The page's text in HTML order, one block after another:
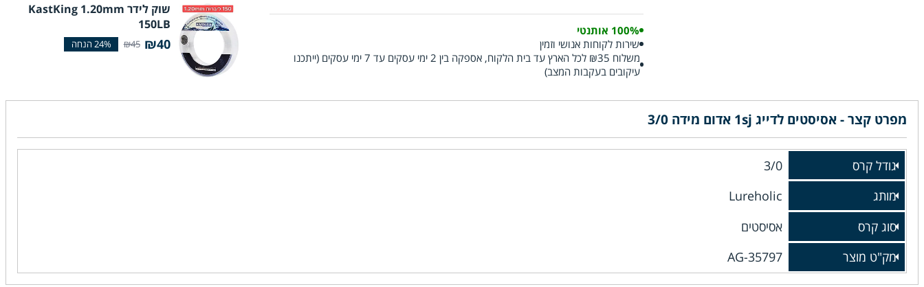
100% אותנטי
שירות לקוחות אנושי וזמין
משלוח ₪35 לכל הארץ עד בית הלקוח, אספקה בין 2 ימי עסקים עד 7 ימי עסקים (ייתכנו
עיקובים בעקבות המצב)
מפרט קצר - אסיסטים לדייג 1sj אדום מידה 3/0
גודל קרס
3/0
מותג
Lureholic
סוג קרס
אסיסטים
מק"ט מוצר
AG-35797
שוק לידר KastKing 1.20mm
150LB
₪40
₪45